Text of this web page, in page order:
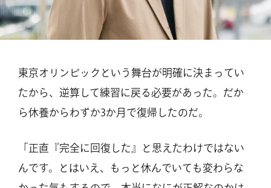
東京オリンピックという舞台が明確に決まってい
たから、逆算して練習に戻る必要があった。だか
ら休養からわずか3か月で復帰したのだ。
「正直『完全に回復した』と思えたわけではない
んです。とはいえ、もっと休んでいても変わらな